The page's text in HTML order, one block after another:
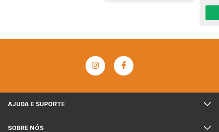
AJUDA E SUPORTE
SOBRE NÓS